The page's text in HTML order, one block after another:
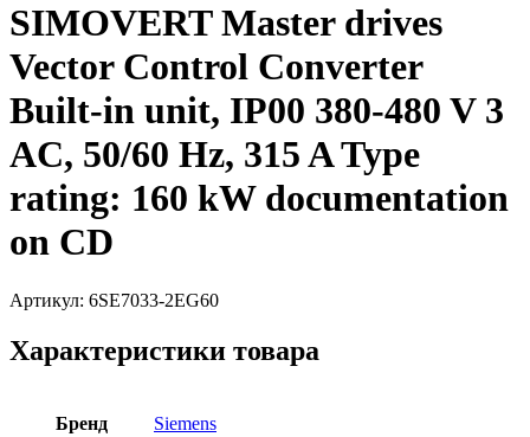
SIMOVERT Master drives
Vector Control Converter
Built-in unit, IP00 380-480 V 3
AC, 50/60 Hz, 315 A Type
rating: 160 kW documentation
on CD
Артикул: 6SE7033-2EG60
Характеристики товара
Бренд Siemens